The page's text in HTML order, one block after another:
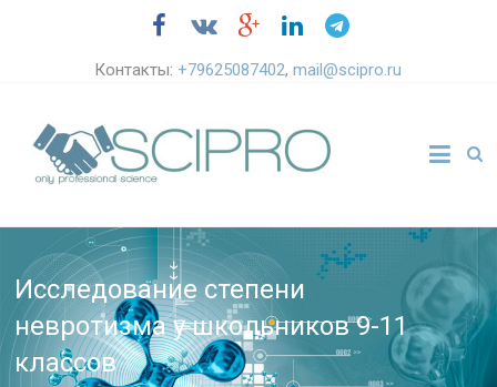
Контакты:+79625087402,mail@scipro.ru
Исследование степени
невротизма у школьников 9-11
классов